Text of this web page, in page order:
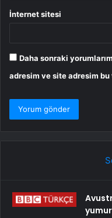
İnternet sitesi
Daha sonraki
adresim ve site adresim